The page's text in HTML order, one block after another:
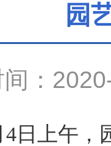
园
：
4日上午，